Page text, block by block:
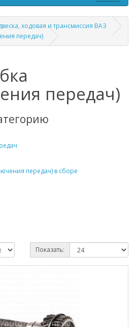
ходовая и трансмиссия ВАЗ
передач)
передач)
передач) в сборе
Показать: